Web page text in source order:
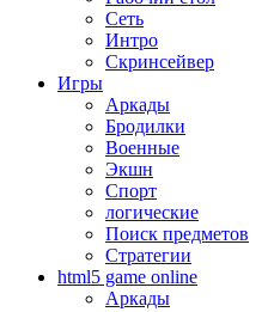
Сеть
Интро
Скринсейвер
Игры
Аркады
Бродилки
Военные
Экшн
Спорт
логические
Поиск предметов
Стратегии
html5 game online
Аркады